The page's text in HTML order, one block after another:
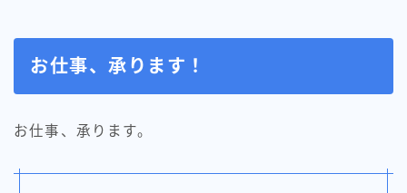
お仕事、承ります！
お仕事、承ります。